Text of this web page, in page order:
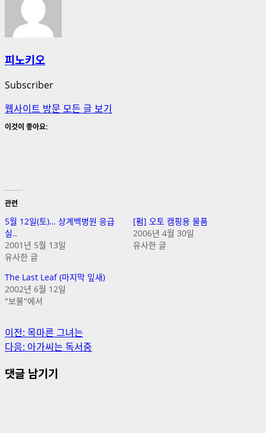
피노키오
Subscriber
웹사이트 방문 모든 글 보기
이것이 좋아요:
관련
5월 12일(토)… 상계백병원 응급
실..
2001년 5월 13일
유사한 글
[펌] 오토 캠핑용 물품
2006년 4월 30일
유사한 글
The Last Leaf (마지막 잎새)
2002년 6월 12일
"보물"에서
게
시
물
이전: 목마른 그녀는
다음: 아가씨는 독서중
댓글 남기기